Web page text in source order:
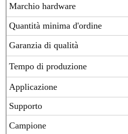
Marchio hardware
Quantità minima d'ordine
Garanzia di qualità
Tempo di produzione
Applicazione
Supporto
Campione